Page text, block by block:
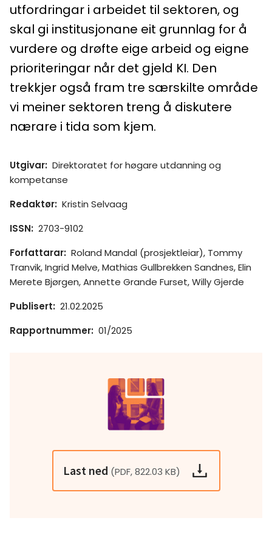
utfordringar i arbeidet til sektoren, og
skal gi institusjonane eit grunnlag for å
vurdere og drøfte eige arbeid og eigne
prioriteringar når det gjeld KI. Den
trekkjer også fram tre særskilte område
vi meiner sektoren treng å diskutere
nærare i tida som kjem.
Utgivar: Direktoratet for høgare utdanning og
kompetanse
Redaktør: Kristin Selvaag
ISSN: 2703-9102
Forfattarar: Roland Mandal (prosjektleiar), Tommy
Tranvik, Ingrid Melve, Mathias Gullbrekken Sandnes, Elin
Merete Bjørgen, Annette Grande Furset, Willy Gjerde
Publisert: 21.02.2025
Rapportnummer: 01/2025
Last ned (PDF, 822.03 KB)